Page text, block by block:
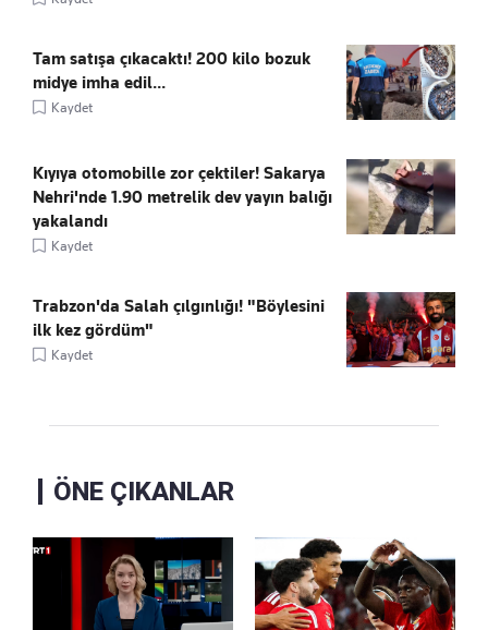
Tam satışa çıkacaktı! 200 kilo bozuk
midye imha edil...
Kaydet
Kıyıya otomobille zor çektiler! Sakarya
Nehri'nde 1.90 metrelik dev yayın balığı
yakalandı
Kaydet
Trabzon'da Salah çılgınlığı! "Böylesini
ilk kez gördüm"
Kaydet
ÖNE ÇIKANLAR